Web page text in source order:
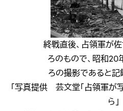
終戦直後、占領軍が
ろのもので、昭和20
ろの撮影であると記
「写真提供 芸文堂「占領軍が
ら」